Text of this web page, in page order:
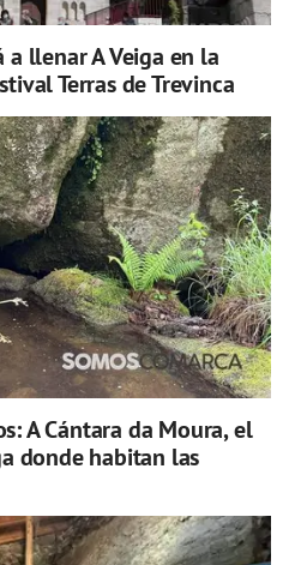
llenar A Veiga en la
Terras de Trevinca
A Cántara da Moura, el
donde habitan las